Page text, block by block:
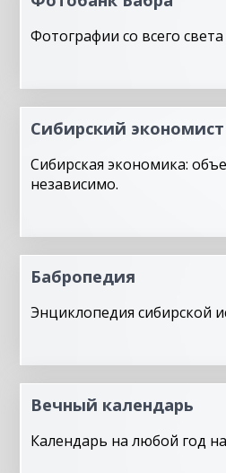
Фотографии со всего
Сибирский экономист
Сибирская экономика:
независимо.
Бабропедия
Энциклопедия сибирской
Вечный календарь
Календарь на любой год